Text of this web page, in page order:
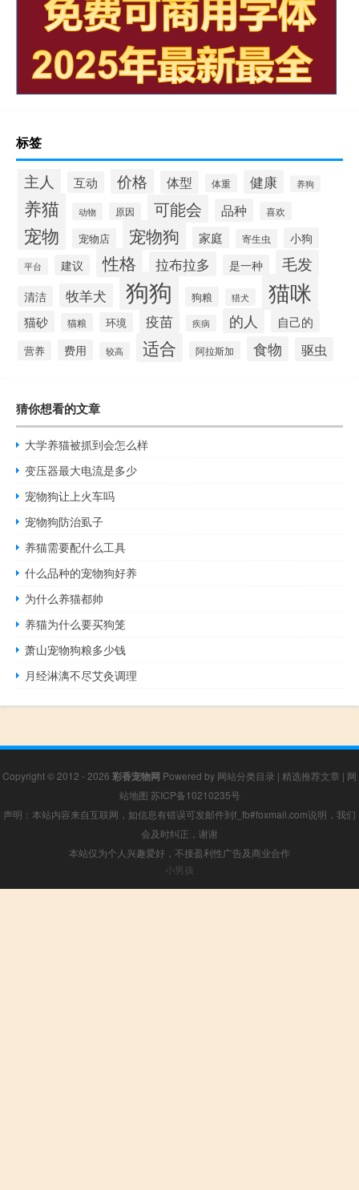
标签
主人 互动 价格 体型 体重 健康 养狗
养猫 动物 原因 可能会 品种 喜欢
宠物 宠物店 宠物狗 家庭 寄生虫 小狗
平台 建议 性格 拉布拉多 是一种 毛发
清洁 牧羊犬 狗狗 狗粮 猎犬 猫咪
猫砂 猫粮 环境 疫苗 疾病 的人 自己的
营养 费用 较高 适合 阿拉斯加 食物 驱虫
猜你想看的文章
大学养猫被抓到会怎么样
变压器最大电流是多少
宠物狗让上火车吗
宠物狗防治虱子
养猫需要配什么工具
什么品种的宠物狗好养
为什么养猫都帅
养猫为什么要买狗笼
萧山宠物狗粮多少钱
月经淋漓不尽艾灸调理
Copyright © 2012 - 2026 彩香宠物网 Powered by 网站分类目录 | 精选推荐文章 | 网
站地图 苏ICP备10210235号
声明：本站内容来自互联网，如信息有错误可发邮件到f_fb#foxmail.com说明，我们
会及时纠正，谢谢
本站仅为个人兴趣爱好，不接盈利性广告及商业合作
小男孩